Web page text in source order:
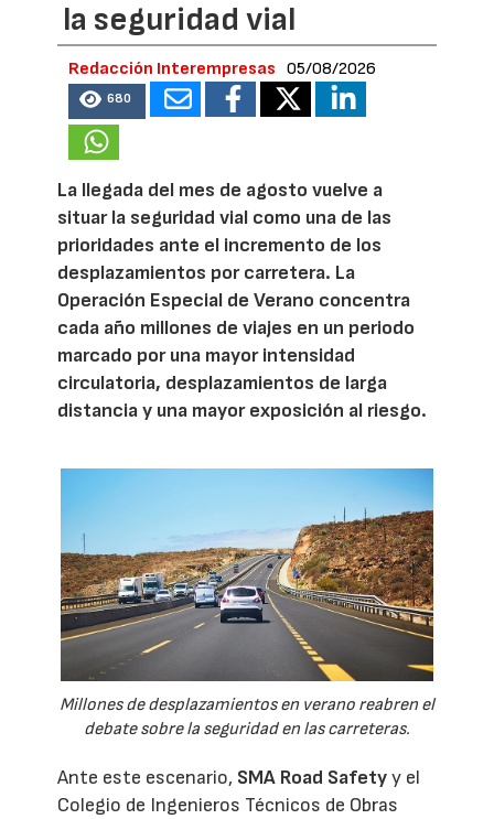
la seguridad vial
Redacción Interempresas 05/08/2026
680
La llegada del mes de agosto vuelve a
situar la seguridad vial como una de las
prioridades ante el incremento de los
desplazamientos por carretera. La
Operación Especial de Verano concentra
cada año millones de viajes en un periodo
marcado por una mayor intensidad
circulatoria, desplazamientos de larga
distancia y una mayor exposición al riesgo.
Millones de desplazamientos en verano reabren el
debate sobre la seguridad en las carreteras.
Ante este escenario, SMA Road Safetyy el
Colegio de Ingenieros Técnicos de Obras